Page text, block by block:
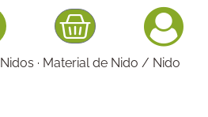
Nidos · Material de Nido / Nido